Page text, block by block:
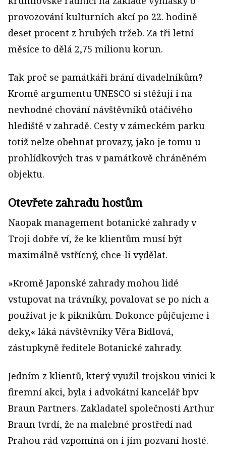
provozování kulturních akcí po 22. hodině
deset procent z hrubých tržeb. Za tři letní
měsíce to dělá 2,75 milionu korun.
Tak proč se památkáři brání divadelníkům?
Kromě argumentu UNESCO si stěžují i na
nevhodné chování návštěvníků otáčivého
hlediště v zahradě. Cesty v zámeckém parku
totiž nelze obehnat provazy, jako je tomu u
prohlídkových tras v památkově chráněném
objektu.
Otevřete zahradu hostům
Naopak management botanické zahrady v
Troji dobře ví, že ke klientům musí být
maximálně vstřícný, chce-li vydělat.
»Kromě Japonské zahrady mohou lidé
vstupovat na trávníky, povalovat se po nich a
používat je k piknikům. Dokonce půjčujeme i
deky,« láká návštěvníky Věra Bidlová,
zástupkyně ředitele Botanické zahrady.
Jedním z klientů, který využil trojskou vinici k
firemní akci, byla i advokátní kancelář bpv
Braun Partners. Zakladatel společnosti Arthur
Braun tvrdí, že na malebné prostředí nad
Prahou rád vzpomíná on i jím pozvaní hosté.